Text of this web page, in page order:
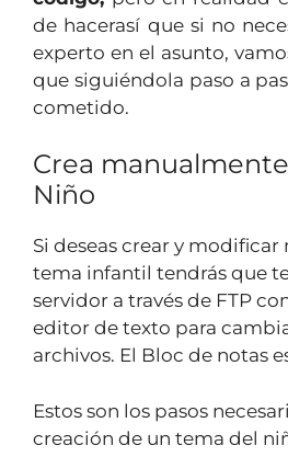
de hacerasí que si no
experto en el asunto,
que siguiéndola paso a
cometido.
Crea
Niño
Si deseas crear y
tema infantil tendrás que
servidor a través de FTP
editor de texto para
archivos. El Bloc de notas
Estos son los pasos
creación de un tema del